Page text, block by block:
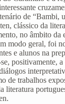
de “Bambi,
clássico da
no âmbito da
modo geral, foi
e alunos na
positivamente,
de trabalhos
literatura